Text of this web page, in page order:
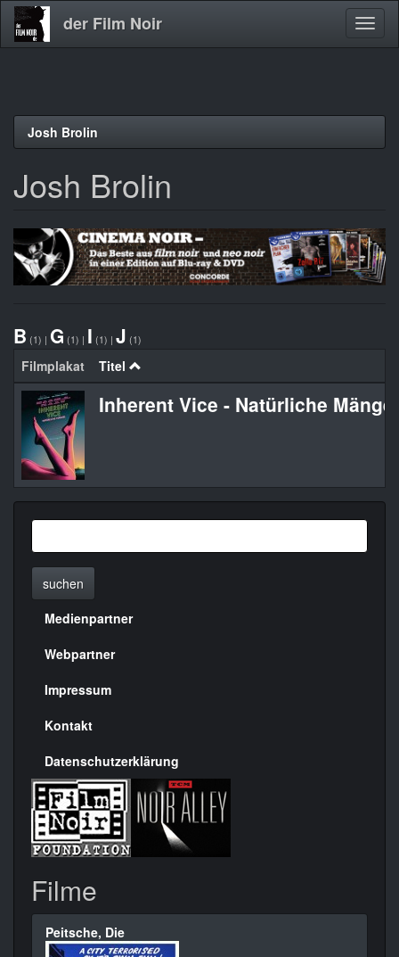
Direkt
der Film Noir
Josh Brolin
Josh Brolin
B (1) | G (1) | I (1) | J (1)
Filmplakat Titel
Inherent Vice - Natürliche Mängel
suchen
Menülinks
rechte
Seite
Medienpartner
Webpartner
Impressum
Kontakt
Datenschutzerklärung
Filme
Peitsche, Die